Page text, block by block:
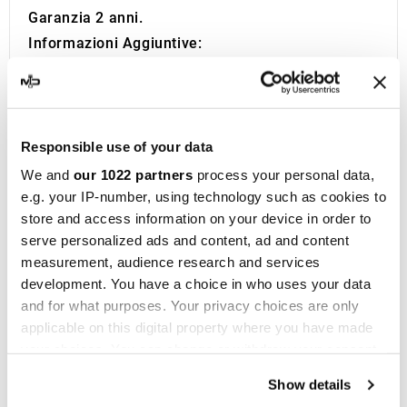
Responsible use of your data
We and our 1022 partners process your personal data,
e.g. your IP-number, using technology such as cookies to
store and access information on your device in order to
serve personalized ads and content, ad and content
measurement, audience research and services
development. You have a choice in who uses your data
and for what purposes. Your privacy choices are only
applicable on this digital property where you have made
Show details
Garanzia 2 anni.
Informazioni Aggiuntive:
Se sei alla ricerca dello scarico sportivo perfetto
per la tua Moto sei nel posto giusto. Da oltre 1
della rivendita dei migliori Scarichi Sportivi,
Silenziatori, Marmitte e Collettori per Moto. Se
hai domande o dubbi riguardo la Marmitta, il
Silenziatore o lo Scarico della tua Moto non
esitare a contattarci.
IXILnasce a Barcellona nel 1955 ed è ora un
marchio consolidato nel campo delle corse
motociclistiche, presente in oltre 40 distributori